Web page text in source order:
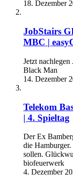
18. Dezember
JobStairs
MBC |
Jetzt
Black Man
14. Dezember
Telekom
| 4. Spieltag
Der Ex
die
sollen.
biofeuerwerk
4. Dezember